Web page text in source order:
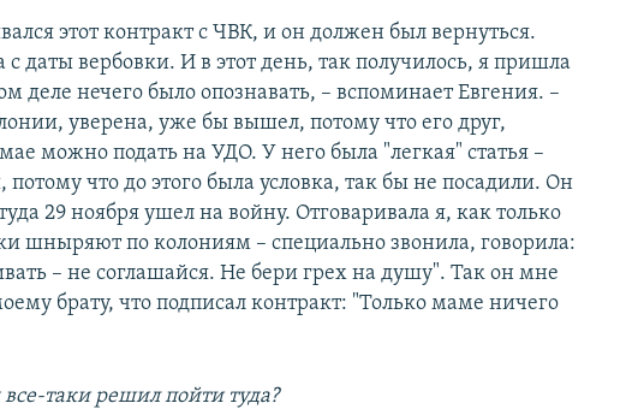
этот контракт с ЧВК, и он должен был вернуться.
даты вербовки. И в этот день, так получилось, я пришла
деле нечего было опознавать, – вспоминает Евгения. –
уверена, уже бы вышел, потому что его друг,
можно подать на УДО. У него была "легкая" статья –
что до этого была условка, так бы не посадили. Он
29 ноября ушел на войну. Отговаривала я, как только
шныряют по колониям – специально звонила, говорила:
– не соглашайся. Не бери грех на душу". Так он мне
брату, что подписал контракт: "Только маме ничего
таки решил пойти туда?